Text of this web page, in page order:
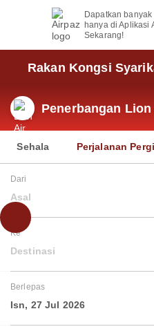
Dapatkan
hanya di Aplikasi
Sekarang!
Rakan Kongsi
Penerbangan
Sehala Perjalanan
Dari
Asal
Ke
Destinasi
Berlepas
Isn, 27 Jul 2026